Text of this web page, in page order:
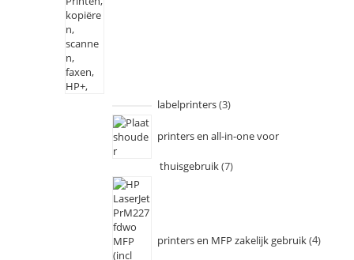
labelprinters 3
printers en all-in-one voor
thuisgebruik 7
printers en MFP zakelijk gebruik 4